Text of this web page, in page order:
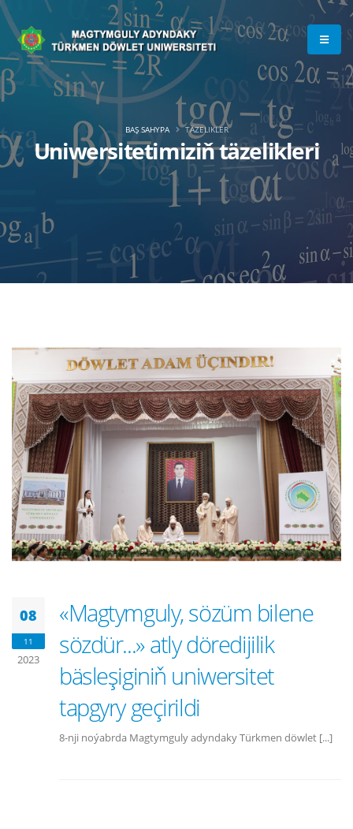
Uniwersitetimiziň täzelikleri
BAŞ SAHYPA TÄZELIKLER
08
11
2023
«Magtymguly, sözüm bilene
sözdür...» atly döredijilik
bäsleşiginiň uniwersitet
tapgyry geçirildi
8-nji noýabrda Magtymguly adyndaky Türkmen döwlet [...]